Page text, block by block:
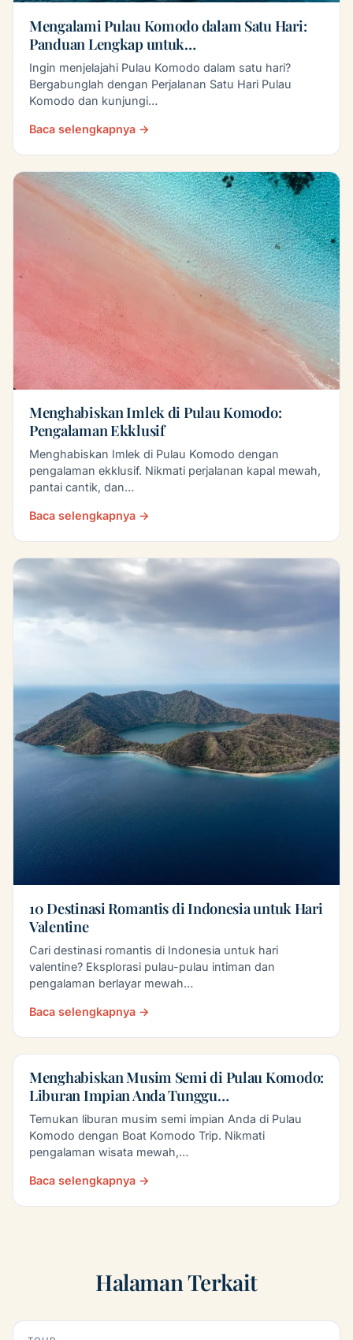
Mengalami Pulau Komodo dalam Satu Hari:
Panduan Lengkap untuk…
Ingin menjelajahi Pulau Komodo dalam satu hari?
Bergabunglah dengan Perjalanan Satu Hari Pulau
Komodo dan kunjungi…
Baca selengkapnya →
Menghabiskan Imlek di Pulau Komodo:
Pengalaman Ekklusif
Menghabiskan Imlek di Pulau Komodo dengan
pengalaman ekklusif. Nikmati perjalanan kapal mewah,
pantai cantik, dan…
Baca selengkapnya →
10 Destinasi Romantis di Indonesia untuk Hari
Valentine
Cari destinasi romantis di Indonesia untuk hari
valentine? Eksplorasi pulau-pulau intiman dan
pengalaman berlayar mewah…
Baca selengkapnya →
Menghabiskan Musim Semi di Pulau Komodo:
Liburan Impian Anda Tunggu…
Temukan liburan musim semi impian Anda di Pulau
Komodo dengan Boat Komodo Trip. Nikmati
pengalaman wisata mewah,…
Baca selengkapnya →
Halaman Terkait